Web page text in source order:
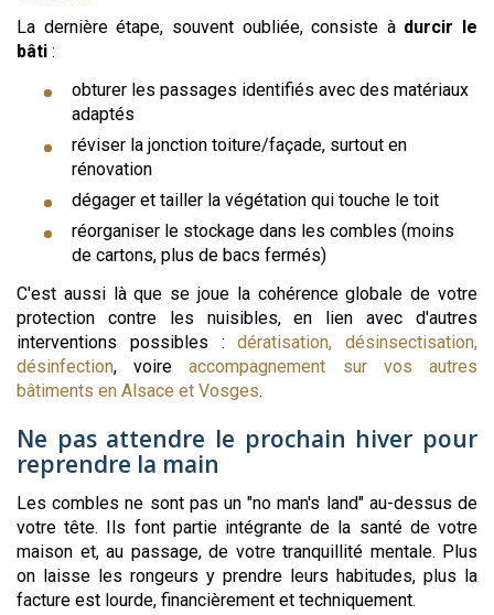
La dernière étape, souvent oubliée, consiste à durcir le
bâti :
obturer les passages identifiés avec des matériaux
adaptés
réviser la jonction toiture/façade, surtout en
rénovation
dégager et tailler la végétation qui touche le toit
réorganiser le stockage dans les combles (moins
de cartons, plus de bacs fermés)
C'est aussi là que se joue la cohérence globale de votre
protection contre les nuisibles, en lien avec d'autres
interventions possibles :dératisation, désinsectisation,
désinfection, voireaccompagnement sur vos autres
bâtiments en Alsace et Vosges.
Ne pas attendre le prochain hiver pour
reprendre la main
Les combles ne sont pas un "no man's land" au-dessus de
votre tête. Ils font partie intégrante de la santé de votre
maison et, au passage, de votre tranquillité mentale. Plus
on laisse les rongeurs y prendre leurs habitudes, plus la
facture est lourde, financièrement et techniquement.